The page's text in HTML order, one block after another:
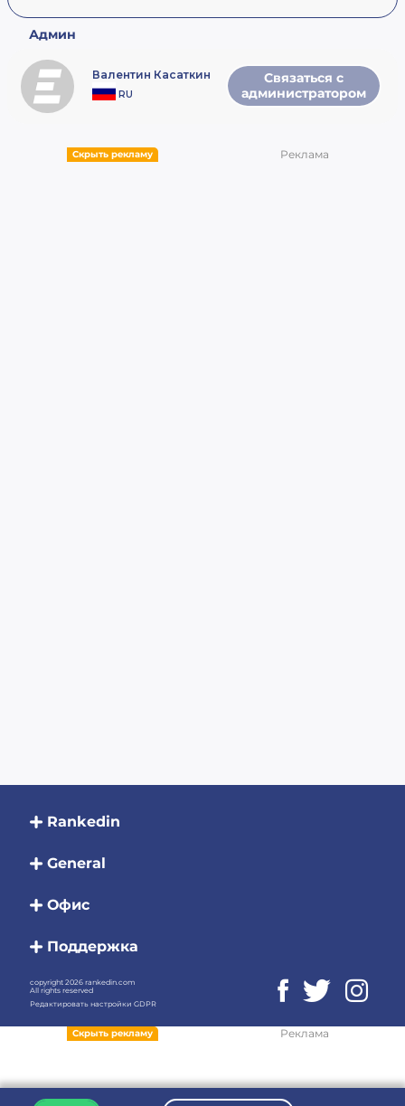
Скрыть рекламу Реклама
Админ
Валентин Касаткин
RU
Связаться с
администратором
Скрыть рекламу Реклама
Rankedin
General
Офис
Поддержка
copyright 2026 rankedin.com
All rights reserved
Редактировать настройки GDPR